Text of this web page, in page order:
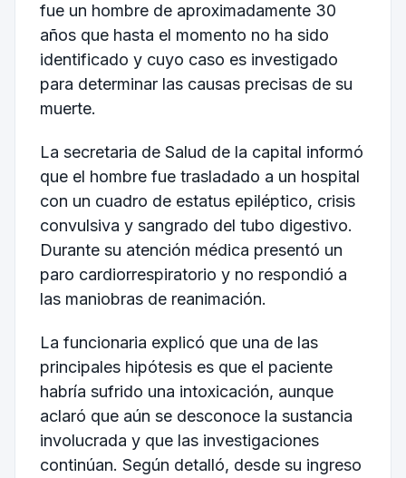
fue un hombre de aproximadamente 30
años que hasta el momento no ha sido
identificado y cuyo caso es investigado
para determinar las causas precisas de su
muerte.
La secretaria de Salud de la capital informó
que el hombre fue trasladado a un hospital
con un cuadro de estatus epiléptico, crisis
convulsiva y sangrado del tubo digestivo.
Durante su atención médica presentó un
paro cardiorrespiratorio y no respondió a
las maniobras de reanimación.
La funcionaria explicó que una de las
principales hipótesis es que el paciente
habría sufrido una intoxicación, aunque
aclaró que aún se desconoce la sustancia
involucrada y que las investigaciones
continúan. Según detalló, desde su ingreso